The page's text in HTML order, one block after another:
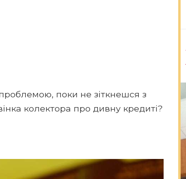
поки не зіткнешся з
колектора про дивну кредиті?